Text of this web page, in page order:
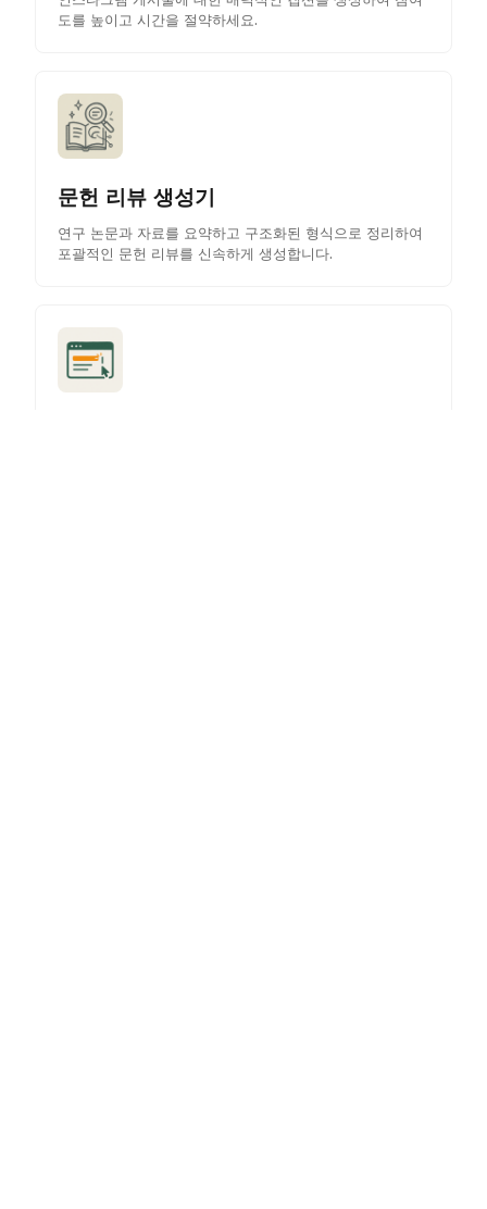
도를 높이고 시간을 절약하세요.
문헌 리뷰 생성기
연구 논문과 자료를 요약하고 구조화된 형식으로 정리하여
포괄적인 문헌 리뷰를 신속하게 생성합니다.